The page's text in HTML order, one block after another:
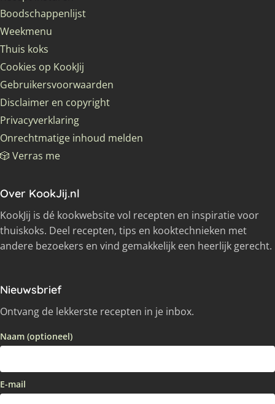
Boodschappenlijst
Weekmenu
Thuis koks
Cookies op KookJij
Gebruikersvoorwaarden
Disclaimer en copyright
Privacyverklaring
Onrechtmatige inhoud melden
🎲 Verras me
Over KookJij.nl
KookJij is dé kookwebsite vol recepten en inspiratie voor
thuiskoks. Deel recepten, tips en kooktechnieken met
andere bezoekers en vind gemakkelijk een heerlijk gerecht.
Nieuwsbrief
Ontvang de lekkerste recepten in je inbox.
Naam (optioneel)
E-mail